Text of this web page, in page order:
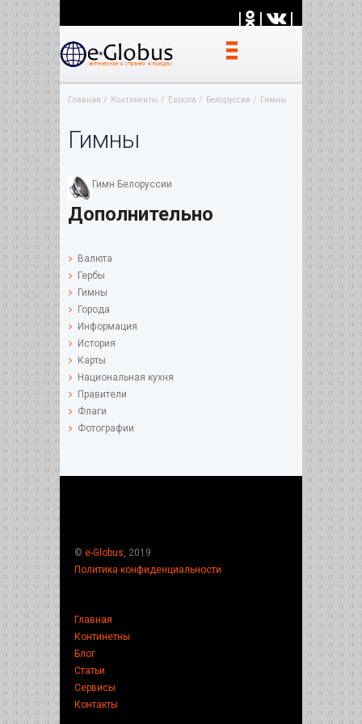
| | |
Главная Континенты Европа Белоруссия Гимны
Гимны
Гимн Белоруссии
Дополнительно
Валюта
Гербы
Гимны
Города
Информация
История
Карты
Национальная кухня
Правители
Флаги
Фотографии
© e-Globus , 2019
Политика конфиденциальности
Главная
Континетны
Блог
Статьи
Сервисы
Контакты